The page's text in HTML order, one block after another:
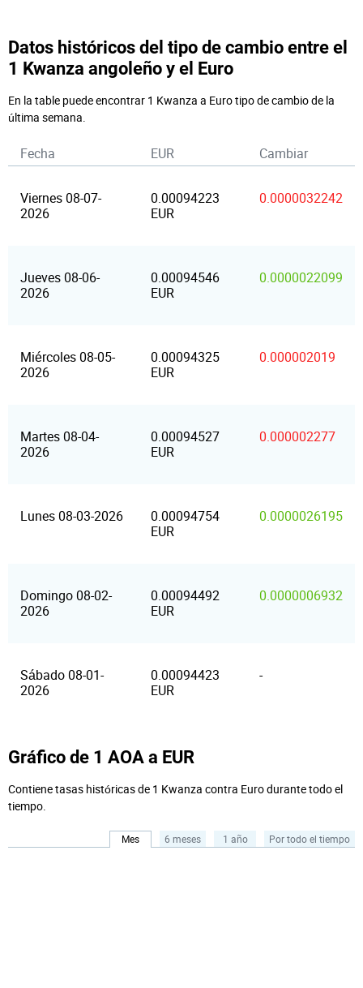
Datos históricos del tipo de cambio entre el
1 Kwanza angoleño y el Euro
En la table puede encontrar 1 Kwanza a Euro tipo de cambio de la
última semana.
Fecha EUR Cambiar
Viernes 08-07-
2026
0.00094223
EUR
0.0000032242
Jueves 08-06-
2026
0.00094546
EUR
0.0000022099
Miércoles 08-05-
2026
0.00094325
EUR
0.000002019
Martes 08-04-
2026
0.00094527
EUR
0.000002277
Lunes 08-03-2026
0.00094754
EUR
0.0000026195
Domingo 08-02-
2026
0.00094492
EUR
0.0000006932
Sábado 08-01-
2026
0.00094423
EUR
-
Gráfico de 1 AOA a EUR
Contiene tasas históricas de 1 Kwanza contra Euro durante todo el
tiempo.
Mes 6 meses 1 año Por todo el tiempo